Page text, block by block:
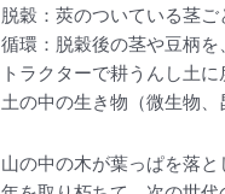
脱穀：莢のついている茎
循環：脱穀後の茎や豆柄
トラクターで耕うんし土に
土の中の生き物（微生物
山の中の木が葉っぱを落と